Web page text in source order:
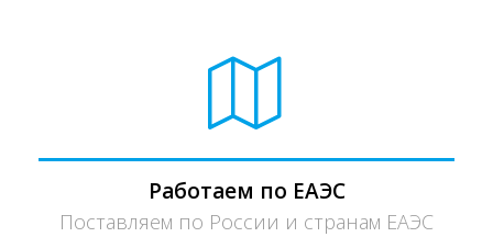
Работаем по ЕАЭС
Поставляем по России и странам ЕАЭС